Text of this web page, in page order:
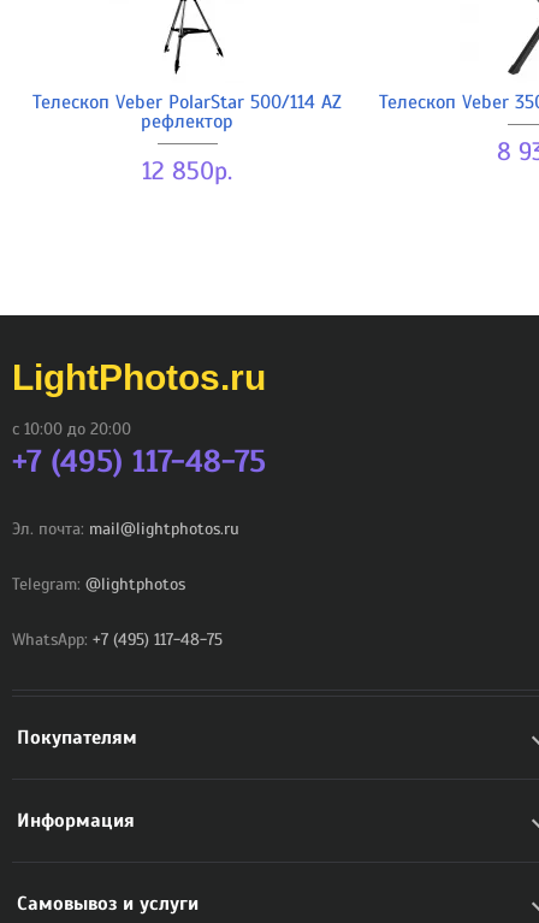
Телескоп Veber PolarStar 500/114 AZ
рефлектор
12 850р.
Телескоп Veber
8
LightPhotos.ru
с 10:00 до 20:00
+7 (495) 117-48-75
Эл. почта: mail@lightphotos.ru
Telegram: @lightphotos
WhatsApp: +7 (495) 117-48-75
Покупателям
Информация
Самовывоз и услуги